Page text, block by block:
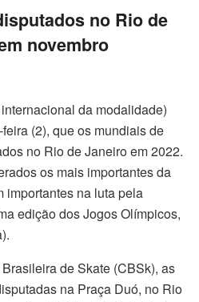
no Rio de
novembro
da modalidade)
(2), que os mundiais de
no Rio de Janeiro em 2022.
os mais importantes da
importantes na luta pela
edição dos Jogos Olímpicos,
de Skate (CBSk), as
na Praça Duó, no Rio